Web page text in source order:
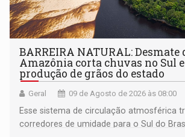
BARREIRA NATURAL: Desmate
Amazônia corta chuvas no Sul
produção de grãos do estado
Geral 09 de Agosto de 2026 às 08:00
Esse sistema de circulação atmosférica
corredores de umidade para o Sul do